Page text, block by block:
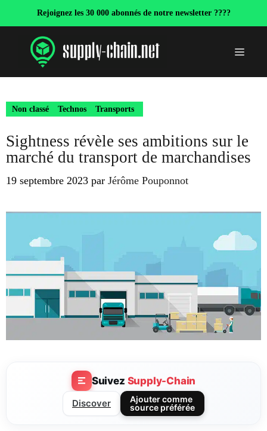
Rejoignez les 30 000 abonnés de notre newsletter ????
Menu
Non classé Technos Transports
Sightness révèle ses ambitions sur le
marché du transport de marchandises
19 septembre 2023 par Jérôme Pouponnot
Suivez Supply-Chain
Discover
Ajouter comme
source préférée